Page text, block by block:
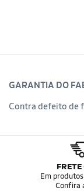
GARANTIA DO
Contra defeito de
FRETE
Em
Confira